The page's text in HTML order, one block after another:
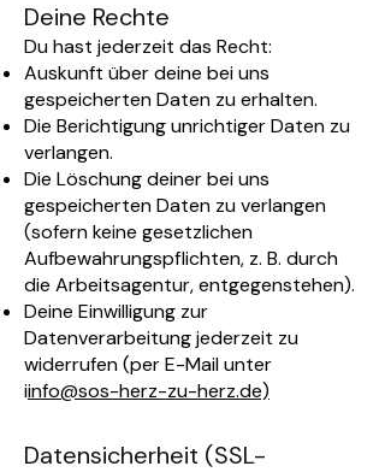
Deine Rechte
Du hast jederzeit das Recht:
Auskunft über deine bei uns
gespeicherten Daten zu erhalten.
Die Berichtigung unrichtiger Daten zu
verlangen.
Die Löschung deiner bei uns
gespeicherten Daten zu verlangen
(sofern keine gesetzlichen
Aufbewahrungspflichten, z. B. durch
die Arbeitsagentur, entgegenstehen).
Deine Einwilligung zur
Datenverarbeitung jederzeit zu
widerrufen (per E-Mail unter
iinfo@sos-herz-zu-herz.de)
Datensicherheit (SSL-